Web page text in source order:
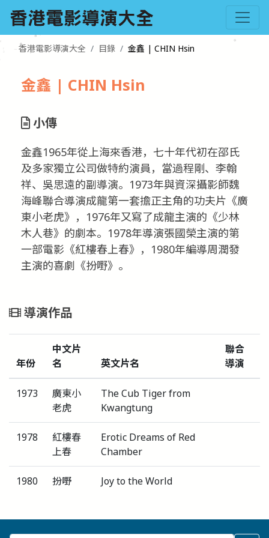
香港電影導演大全 目錄 金鑫 | CHIN Hsin
金鑫 | CHIN Hsin
小傳
金鑫1965年從上海來香港，七十年代初在邵氏
及多家獨立公司做特約演員，當過程剛、李翰
祥、吳思遠的副導演。1973年與資深攝影師魏
海峰聯合導演成龍第一套擔正主角的功夫片《廣
東小老虎》，1976年又寫了成龍主演的《少林
木人巷》的劇本。1978年導演張國榮主演的第
一部電影《紅樓春上春》，1980年編導周潤發
主演的喜劇《扮嘢》。
導演作品
年份
中文片
名
英文片名
聯合
導演
1973
廣東小
老虎
The Cub Tiger from
Kwangtung
1978
紅樓春
上春
Erotic Dreams of Red
Chamber
1980 扮嘢 Joy to the World